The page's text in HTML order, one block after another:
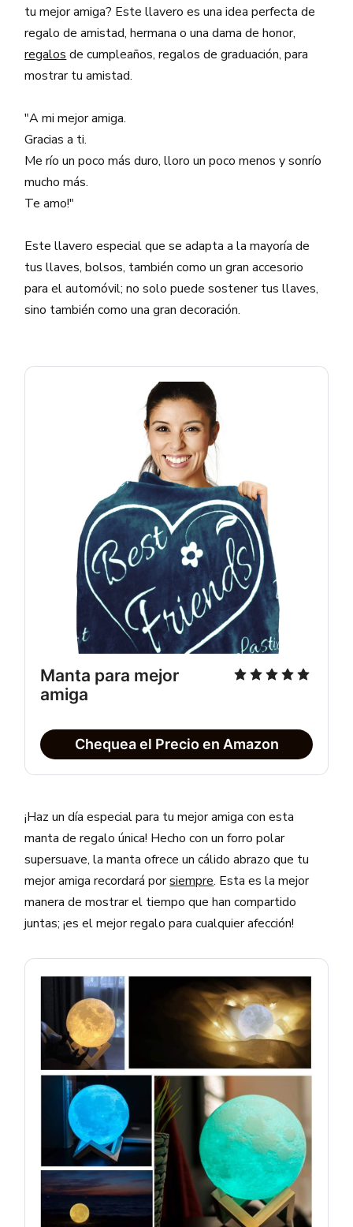
tu mejor amiga? Este llavero es una idea perfecta de
regalo de amistad, hermana o una dama de honor,
regalos de cumpleaños, regalos de graduación, para
mostrar tu amistad.
"A mi mejor amiga.
Gracias a ti.
Me río un poco más duro, lloro un poco menos y sonrío
mucho más.
Te amo!"
Este llavero especial que se adapta a la mayoría de
tus llaves, bolsos, también como un gran accesorio
para el automóvil; no solo puede sostener tus llaves,
sino también como una gran decoración.
Manta para mejor
amiga
Chequea el Precio en Amazon
¡Haz un día especial para tu mejor amiga con esta
manta de regalo única! Hecho con un forro polar
supersuave, la manta ofrece un cálido abrazo que tu
mejor amiga recordará porsiempre. Esta es la mejor
manera de mostrar el tiempo que han compartido
juntas; ¡es el mejor regalo para cualquier afección!